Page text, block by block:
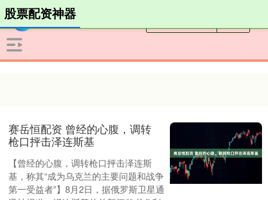
股票配资神器
赛岳恒配资 曾经的心腹，调转
枪口抨击泽连斯基
【曾经的心腹，调转枪口抨击泽连斯
基，称其“成为乌克兰的主要问题和战争
第一受益者”】8月2日，据俄罗斯卫星通